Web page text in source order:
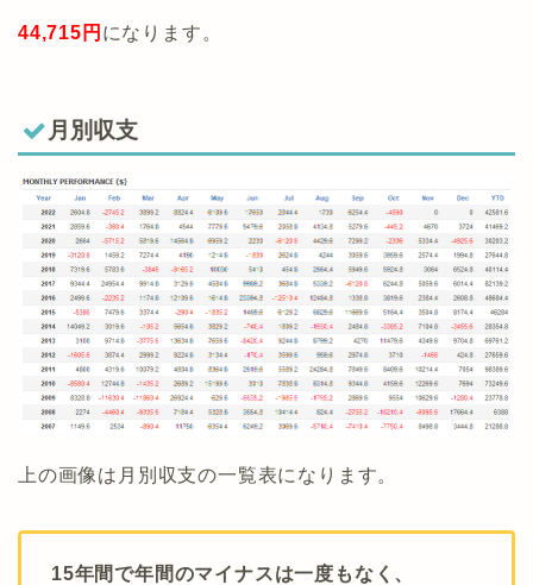
44,715円 になります。
月別収支
上の画像は月別収支の一覧表になります。
15年間で年間のマイナスは一度もなく、